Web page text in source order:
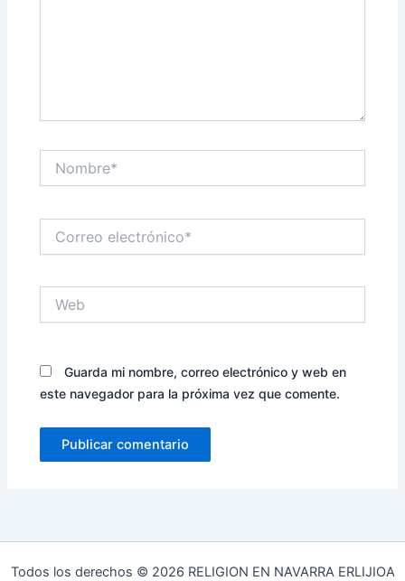
electrónico*
Guarda mi nombre, correo electrónico y web en
este navegador para la próxima vez que comente.
Todos los derechos © 2026 RELIGION EN NAVARRA ERLIJIOA